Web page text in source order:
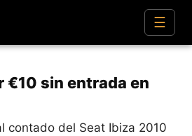
☰
€10 sin entrada en
contado del Seat Ibiza 2010